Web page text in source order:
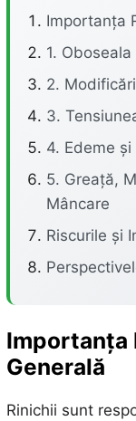
Importanța
1.
2.
3.
4. Edeme
5. Greață,
Mâncare
Riscurile și
Importanța
Generală
Rinichii sunt